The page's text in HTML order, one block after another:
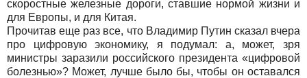
скоростные железные дороги, ставшие нормой жизни и
для Европы, и для Китая.
Прочитав еще раз все, что Владимир Путин сказал вчера
про цифровую экономику, я подумал: а, может, зря
министры заразили российского президента «цифровой
болезнью»? Может, лучше было бы, чтобы он оставался